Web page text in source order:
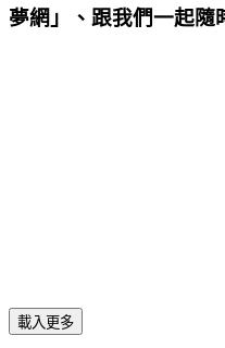
夢網」、跟我們一起隨
載入更多